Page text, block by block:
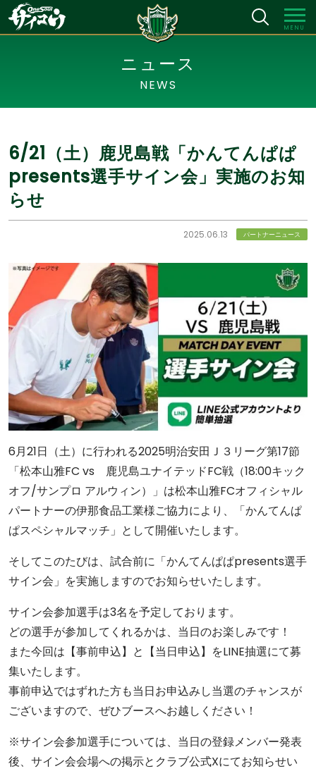
MENU
ニュース
NEWS
6/21（土）鹿児島戦「かんてんぱぱ
presents選手サイン会」実施のお知
らせ
2025.06.13 パートナーニュース
6月21日（土）に行われる2025明治安田Ｊ３リーグ第17節
「松本山雅FC vs 鹿児島ユナイテッドFC戦（18:00キック
オフ/サンプロ アルウィン）」は松本山雅FCオフィシャル
パートナーの伊那食品工業様ご協力により、「かんてんぱ
ぱスペシャルマッチ」として開催いたします。
そしてこのたびは、試合前に「かんてんぱぱpresents選手
サイン会」を実施しますのでお知らせいたします。
サイン会参加選手は3名を予定しております。
どの選手が参加してくれるかは、当日のお楽しみです！
また今回は【事前申込】と【当日申込】をLINE抽選にて募
集いたします。
事前申込ではずれた方も当日お申込みし当選のチャンスが
ございますので、ぜひブースへお越しください！
※サイン会参加選手については、当日の登録メンバー発表
後、サイン会会場への掲示とクラブ公式Xにてお知らせい